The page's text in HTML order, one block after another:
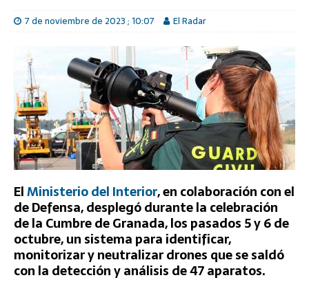
7 de noviembre de 2023 ; 10:07 El Radar
ElMinisterio del Interior, en colaboración con el
de Defensa, desplegó durante la celebración
de la Cumbre de Granada, los pasados 5 y 6 de
octubre, un sistema para identificar,
monitorizar y neutralizar drones que se saldó
con la detección y análisis de 47 aparatos.